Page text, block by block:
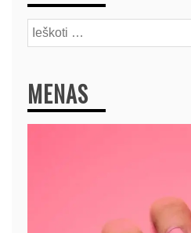
Ieškoti:
MENAS